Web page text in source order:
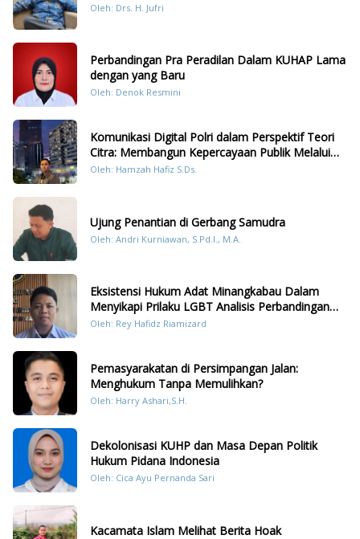
Oleh: Drs. H. Jufri
Perbandingan Pra Peradilan Dalam KUHAP Lama
dengan yang Baru
Oleh: Denok Resmini
Komunikasi Digital Polri dalam Perspektif Teori
Citra: Membangun Kepercayaan Publik Melalui
Konten Humanis Kesiapsiagaan Bencana di
Oleh: Hamzah Hafiz S.Ds.
Ujung Penantian di Gerbang Samudra
Oleh: Andri Kurniawan, S.Pd.I., M.A.
Eksistensi Hukum Adat Minangkabau Dalam
Menyikapi Prilaku LGBT Analisis Perbandingan
Dengan Hukum Pidana
Oleh: Rey Hafidz Riamizard
Pemasyarakatan di Persimpangan Jalan:
Menghukum Tanpa Memulihkan?
Oleh: Harry Ashari,S.H.
Dekolonisasi KUHP dan Masa Depan Politik
Hukum Pidana Indonesia
Oleh: Cica Ayu Pernanda Sari
Kacamata Islam Melihat Berita Hoak